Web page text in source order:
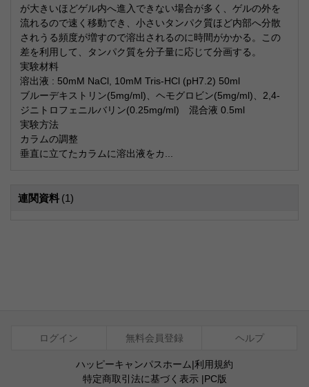
が大きいほどゲル内へ進入できない場合が多く、ゲルの外を
流れるので速く移動でき、小さいタンパク質ほど内部へ分散
されうる頻度が増すので溶出されるのに時間がかかる。この
差を利用して、タンパク質を分子量に応じて分画する。
実験材料
溶出液 : 50mM NaCl, 10mM Tris-HCl (pH7.2) 50ml
ブルーデキストリン(5mg/ml)、ヘモグロビン(5mg/ml)、2,4-
ジニトロフェニルバリン(0.25mg/ml) 混合液 0.5ml
実験方法
カラムの調整
垂直に立てたカラムに溶出液をカ...
連関資料 (1)
ログイン 無料会員登録 ヘルプ
ハッピーキャンパスホーム|利用規約
特定商取引法に基づく表示|PC版